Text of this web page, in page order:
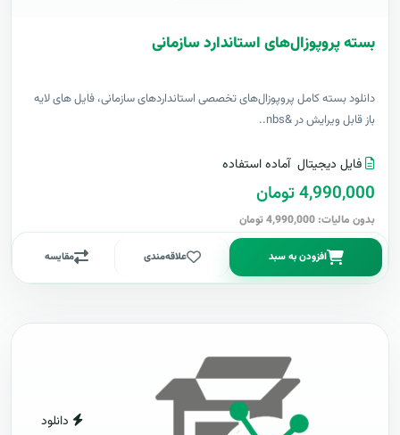
بسته پروپوزال‌های استاندارد سازمانی
دانلود بسته کامل پروپوزال‌های تخصصی استانداردهای سازمانی، فایل های لایه
باز قابل ویرایش در &nbs..
فایل دیجیتال آماده استفاده
4,990,000 تومان
بدون مالیات: 4,990,000 تومان
افزودن به سبد علاقه‌مندی مقایسه
دانلود